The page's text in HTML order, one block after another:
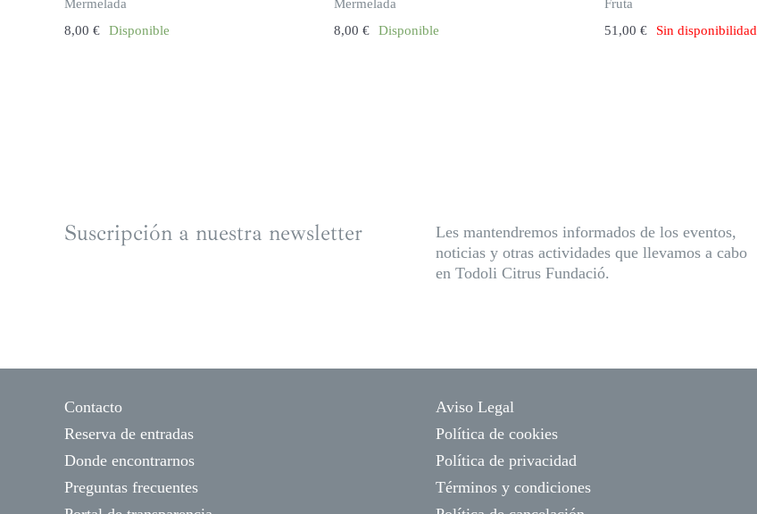
Mermelada
8,00 € Disponible
Mermelada
8,00€ Disponible
o
k
Fruta
51,00 € Sin disponibilidad
Suscripción a nuestra newsletter
Les mantendremos informados de los eventos,
noticias y otras actividades que llevamos a cabo
en Todoli Citrus Fundació.
Contacto
Reserva de entradas
Donde encontrarnos
Preguntas frecuentes
Aviso Legal
Política de cookies
Política de privacidad
Términos y condiciones